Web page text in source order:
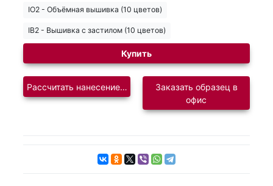
IO2 - Объёмная вышивка (10 цветов)
IB2 - Вышивка с застилом (10 цветов)
Купить
Рассчитать нанесение логотипаЗаказать образец в
офис